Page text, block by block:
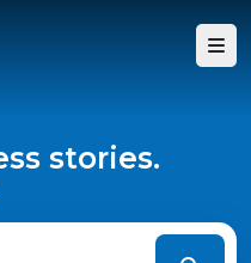
stories.